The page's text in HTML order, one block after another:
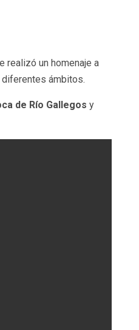
realizó un homenaje a
diferentes ámbitos.
de Río Gallegos y